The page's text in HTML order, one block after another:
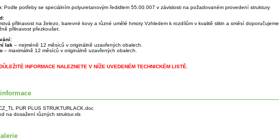
Podle potřeby se speciálním polyuretanovým ředidlem 55.00.007 v závislosti na požadovaném provedení struktury
přilnavost na železo, barevné kovy a různé umělé hmoty Vzhledem k rozdílům v kvalitě slitin a směsí doporučujeme
přilnavost přezkoušet.
lak – nejméně 12 měsíců v originálně uzavřených obalech.
– maximálně 12 měsíců v originálně uzavřených obalech.
INFORMACE NALEZNETE V NÍŽE UVEDENÉM TECHNICKÉM LISTĚ.
PUR PLUS STRUKTURLACK.doc
na dosažení různých struktur.xls